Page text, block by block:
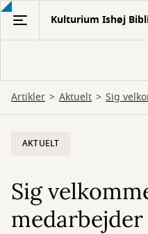
Gå
hovedindhold
Kulturium Ishøj
Artikler Aktuelt Sig
AKTUELT
Sig
medarbejder